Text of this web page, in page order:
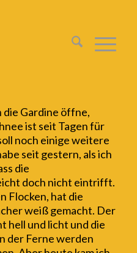
die Gardine öffne,
ist seit Tagen für
noch einigeweitere
seit gestern, als ich
die
doch nicht eintrifft.
Flocken, hat die
weißgemacht. Der
hell und licht und die
der Ferne werden